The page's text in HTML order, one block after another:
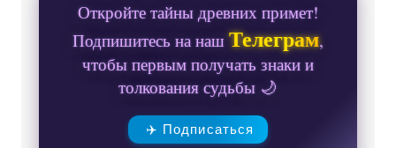
Откройте тайны древних примет!
Подпишитесь на нашТелеграм,
чтобы первым получать знаки и
толкования судьбы 🌙
✈️ Подписаться